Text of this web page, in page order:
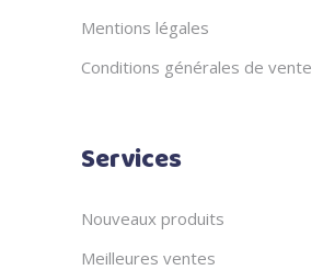
Mentions légales
Conditions générales de vente
Services
Nouveaux produits
Meilleures ventes